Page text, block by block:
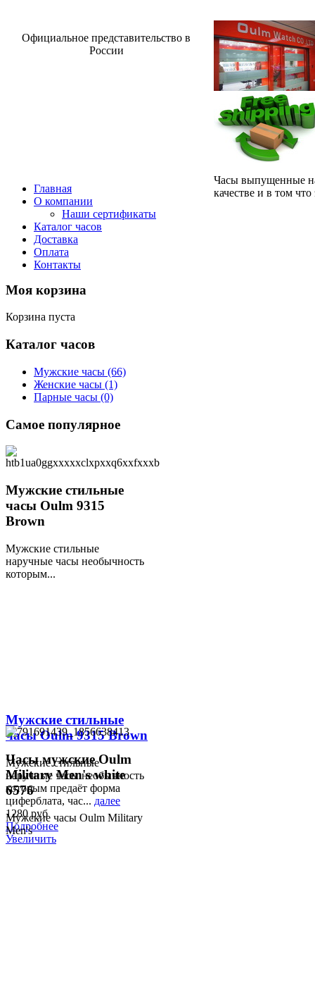
Официальное представительство в
России
Часы выпущенные
качестве и в том
Главная
О компании
Наши сертификаты
Каталог часов
Доставка
Оплата
Контакты
Моя корзина
Корзина пуста
Каталог часов
Мужские часы (66)
Женские часы (1)
Парные часы (0)
Самое популярное
Мужские стильные
часы Oulm 9315
Brown
Мужские стильные
наручные часы необычность
которым...
Мужские стильные
часы Oulm 9315 Brown
Мужские стильные
наручные часы необычность
которым предаёт форма
циферблата, час... далее
1280 руб
Подробнее
Увеличить
Часы мужские Oulm
Military Men's white
6576
Мужские часы Oulm Military
Men's